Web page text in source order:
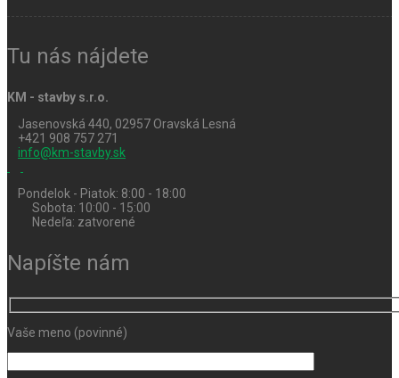
Tu nás nájdete
KM - stavby s.r.o.
Jasenovská 440, 02957 Oravská Lesná
+421 908 757 271
info@km-stavby.sk
Pondelok - Piatok: 8:00 - 18:00
Sobota: 10:00 - 15:00
Nedeľa: zatvorené
Napíšte nám
Vaše meno (povinné)